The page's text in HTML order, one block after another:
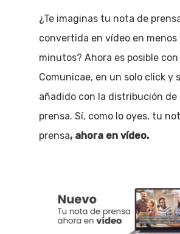
¿Te imaginas tu nota de
convertida en vídeo en menos
minutos? Ahora es posible con
Comunicae, en un solo click y
añadido con la distribución
prensa. Sí, como lo oyes, tu
prensa, ahora en vídeo.